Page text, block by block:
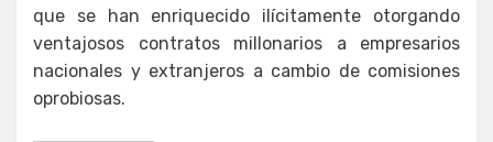
que se han enriquecido ilícitamente otorgando
ventajosos contratos millonarios a empresarios
nacionales y extranjeros a cambio de comisiones
oprobiosas.